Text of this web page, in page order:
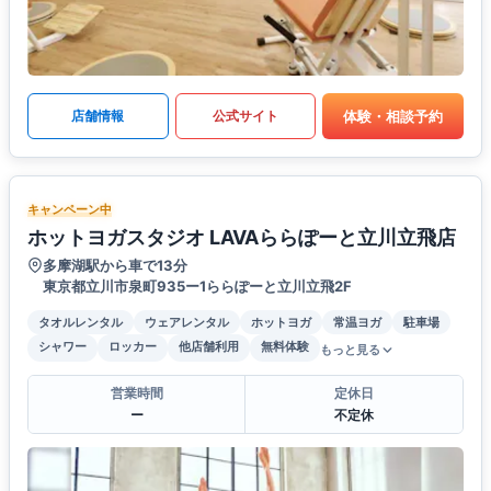
店舗情報 公式サイト 体験・相談予約
キャンペーン中
ホットヨガスタジオ LAVAららぽーと立川立飛店
多摩湖駅から車で13分
東京都立川市泉町935ー1ららぽーと立川立飛2F
タオルレンタル ウェアレンタル ホットヨガ 常温ヨガ
駐車場
シャワー
ロッカー 他店舗利用 無料体験 もっと見る
営業時間
ー
定休日
不定休